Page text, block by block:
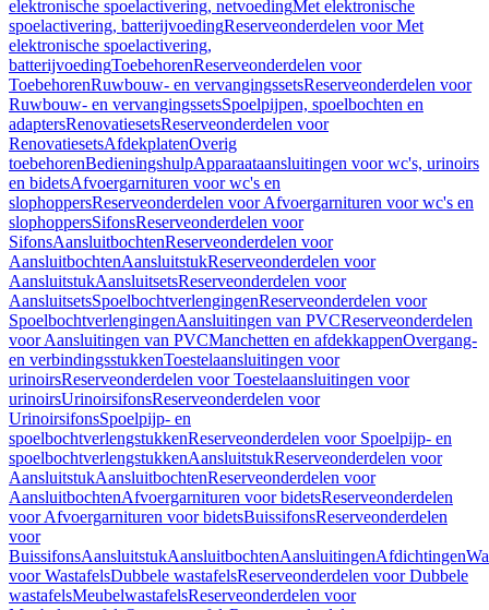
elektronische spoelactivering, netvoedingMet elektronische
spoelactivering, batterijvoedingReserveonderdelen voor Met
elektronische spoelactivering,
batterijvoedingToebehorenReserveonderdelen voor
ToebehorenRuwbouw- en vervangingssetsReserveonderdelen voor
Ruwbouw- en vervangingssetsSpoelpijpen, spoelbochten en
adaptersRenovatiesetsReserveonderdelen voor
RenovatiesetsAfdekplatenOverig
toebehorenBedieningshulpApparaataansluitingen voor wc's, urinoirs
en bidetsAfvoergarnituren voor wc's en
slophoppersReserveonderdelen voor Afvoergarnituren voor wc's en
slophoppersSifonsReserveonderdelen voor
SifonsAansluitbochtenReserveonderdelen voor
AansluitbochtenAansluitstukReserveonderdelen voor
AansluitstukAansluitsetsReserveonderdelen voor
AansluitsetsSpoelbochtverlengingenReserveonderdelen voor
SpoelbochtverlengingenAansluitingen van PVCReserveonderdelen
voor Aansluitingen van PVCManchetten en afdekkappenOvergang-
en verbindingsstukkenToestelaansluitingen voor
urinoirsReserveonderdelen voor Toestelaansluitingen voor
urinoirsUrinoirsifonsReserveonderdelen voor
UrinoirsifonsSpoelpijp- en
spoelbochtverlengstukkenReserveonderdelen voor Spoelpijp- en
spoelbochtverlengstukkenAansluitstukReserveonderdelen voor
AansluitstukAansluitbochtenReserveonderdelen voor
AansluitbochtenAfvoergarnituren voor bidetsReserveonderdelen
voor Afvoergarnituren voor bidetsBuissifonsReserveonderdelen
voor
BuissifonsAansluitstukAansluitbochtenAansluitingenAfdichtingen
voor WastafelsDubbele wastafelsReserveonderdelen voor Dubbele
wastafelsMeubelwastafelsReserveonderdelen voor